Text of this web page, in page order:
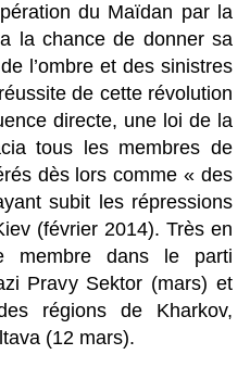
du Maïdan par la
la chance de donner sa
l’ombre et des sinistres
de cette révolution
directe, une loi de la
tous les membres de
dès lors comme « des
subit les répressions
(février 2014). Très en
dans le parti
Pravy Sektor (mars) et
régions de Kharkov,
(12 mars).